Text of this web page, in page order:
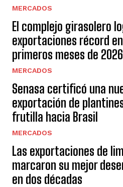
MERCADOS
El complejo girasolero
exportaciones récord
primeros meses de 2026
MERCADOS
Senasa certificó una
exportación de
frutilla hacia Brasil
MERCADOS
Las exportaciones de
marcaron su mejor
en dos décadas